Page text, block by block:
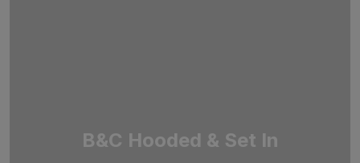
B&C Hooded & Set In